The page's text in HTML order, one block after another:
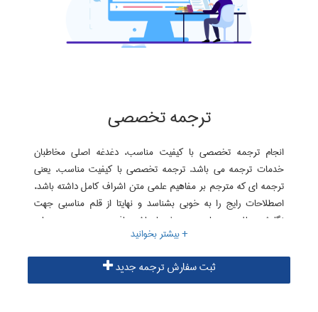
ترجمه تخصصی
انجام ترجمه تخصصی با کیفیت مناسب، دغدغه اصلی مخاطبان
خدمات ترجمه می باشد. ترجمه تخصصی با کیفیت مناسب، یعنی
ترجمه ای که مترجم بر مفاهیم علمی متن اشراف کامل داشته باشد،
اصطلاحات رایج را به خوبی بشناسد و نهایتا از قلم مناسبی جهت
نگارش مطلوب و روان متن برخوردار باشد. یافتن چنین مترجمی ساده
نیست؛ اما سایت ترجمه تخصصی البرز با ایجاد گروه های تخصصی
مترجمان برای هر رشته، امکان انجام ترجمه ای تخصصی و مفهومی را
فراهم نموده است. در موسسه البرز، ترجمه متون تخصصی هر رشته
توسط مترجمان همان رشته به انجام می رسد.
ثبت سفارش ترجمه جدید